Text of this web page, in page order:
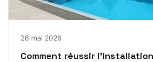
26 mai 2026
Comment réussir